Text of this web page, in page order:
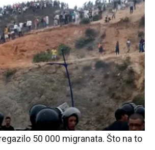
50 000 migranata. Što na to